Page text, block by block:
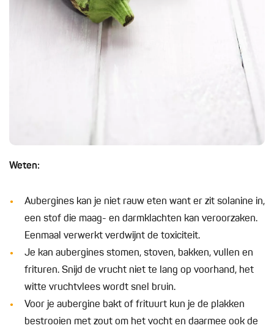
Weten:
Aubergines kan je niet rauw eten want er zit solanine in,
een stof die maag- en darmklachten kan veroorzaken.
Eenmaal verwerkt verdwijnt de toxiciteit.
Je kan aubergines stomen, stoven, bakken, vullen en
frituren. Snijd de vrucht niet te lang op voorhand, het
witte vruchtvlees wordt snel bruin.
Voor je aubergine bakt of frituurt kun je de plakken
bestrooien met zout om het vocht en daarmee ook de